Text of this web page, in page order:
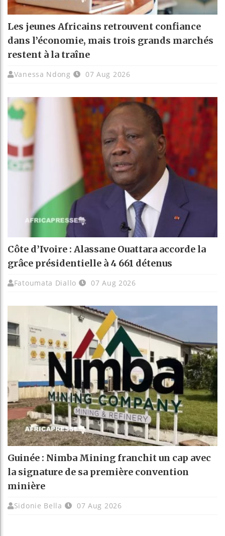
Les jeunes Africains retrouvent confiance
dans l’économie, mais trois grands marchés
restent à la traîne
Vanessa Ndong 07 Aug 2026
Côte d’Ivoire : Alassane Ouattara accorde la
grâce présidentielle à 4 661 détenus
Fatoumata Diallo 07 Aug 2026
Guinée : Nimba Mining franchit un cap avec
la signature de sa première convention
minière
Sidonie Bella 07 Aug 2026